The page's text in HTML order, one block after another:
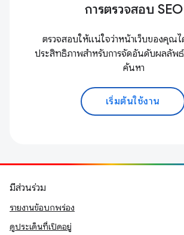
การตรวจสอบ SEO
ตรวจสอบให้แน่ใจว่าหน้าเว็บของคุณไ
ประสิทธิภาพสำหรับการจัดอันดับผลลัพธ์
ค้นหา
เริ่มต้นใช้งาน
มีส่วนร่วม
รายงานข้อบกพร่อง
ดูประเด็นที่เปิดอยู่